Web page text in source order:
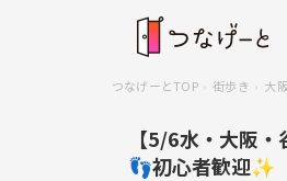
つなげーとTOP 街歩き 大
【5/6水・大阪
👣初心者歓迎✨